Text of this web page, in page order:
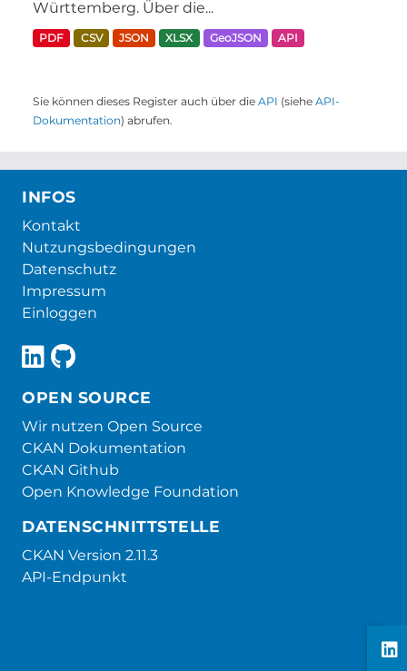
Württemberg. Über die...
PDF CSV JSON XLSX GeoJSON API
Sie können dieses Register auch über die API (siehe API-
Dokumentation) abrufen.
INFOS
Kontakt
Nutzungsbedingungen
Datenschutz
Impressum
Einloggen
OPEN SOURCE
Wir nutzen Open Source
CKAN Dokumentation
CKAN Github
Open Knowledge Foundation
DATENSCHNITTSTELLE
CKAN Version 2.11.3
API-Endpunkt